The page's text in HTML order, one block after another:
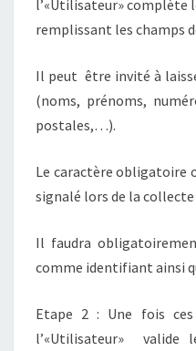
l’«Utilisateur» complète
remplissant les champs
Il peut être invité à
(noms, prénoms,
postales,…).
Le caractère obligatoire
signalé lors de la
Il faudra
comme identifiant ainsi
Etape 2 : Une fois ces
l’«Utilisateur»